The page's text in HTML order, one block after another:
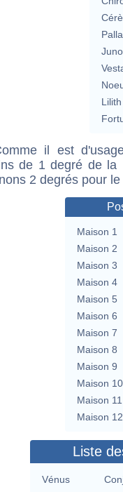
Lilith
il est
de 1 degré de la
2 degrés pour
Maison 1
Maison 2
Maison 3
Maison 4
Maison 5
Maison 6
Maison 7
Maison 8
Maison 9
Maison 10
Maison 11
Maison 12
Liste
Vénus